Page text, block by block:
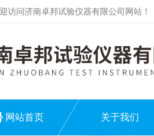
访问济南卓邦试验仪器有限公司网站！
网站首页 关于我们